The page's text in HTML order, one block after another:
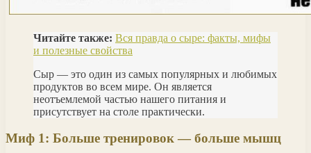
Читайте также: Вся правда о сыре: факты, мифы
и полезные свойства
Сыр — это один из самых популярных и любимых
продуктов во всем мире. Он является
неотъемлемой частью нашего питания и
присутствует на столе практически.
Миф 1: Больше тренировок — больше мышц